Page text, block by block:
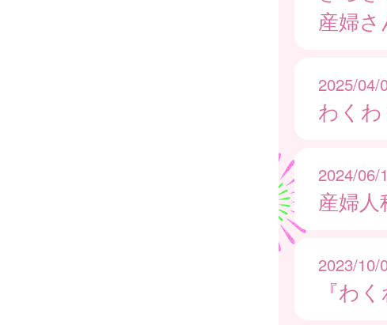
産婦さ
2025/04/
わく
2024/06/
産婦
2023/10/
『わ